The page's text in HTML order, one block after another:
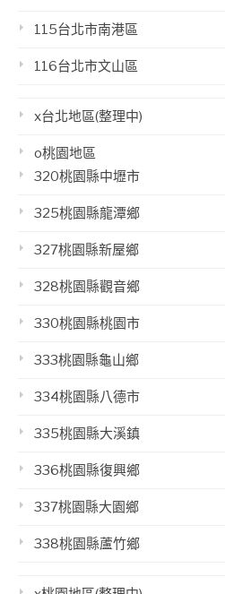
115台北市南港區
116台北市文山區
x台北地區(整理中)
o桃園地區
320桃園縣中壢市
325桃園縣龍潭鄉
327桃園縣新屋鄉
328桃園縣觀音鄉
330桃園縣桃園市
333桃園縣龜山鄉
334桃園縣八德市
335桃園縣大溪鎮
336桃園縣復興鄉
337桃園縣大園鄉
338桃園縣蘆竹鄉